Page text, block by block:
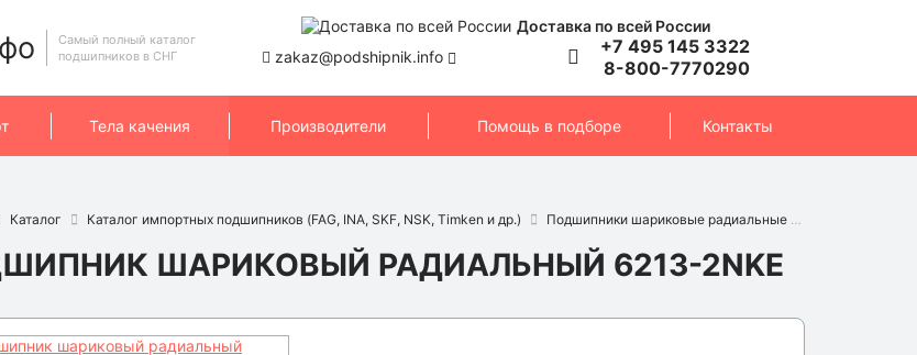
Самый полный каталог
подшипников в СНГ
Доставка по всей России
zakaz@podshipnik.info
+7 495 145 3322
8-800-7770290
Тела качения Производители Помощь в подборе Контакты
Каталог Каталог импортных подшипников (FAG, INA, SKF, NSK, Timken и др.) Подшипники шариковые радиальные
ШАРИКОВЫЙ РАДИАЛЬНЫЙ 6213-2NKE